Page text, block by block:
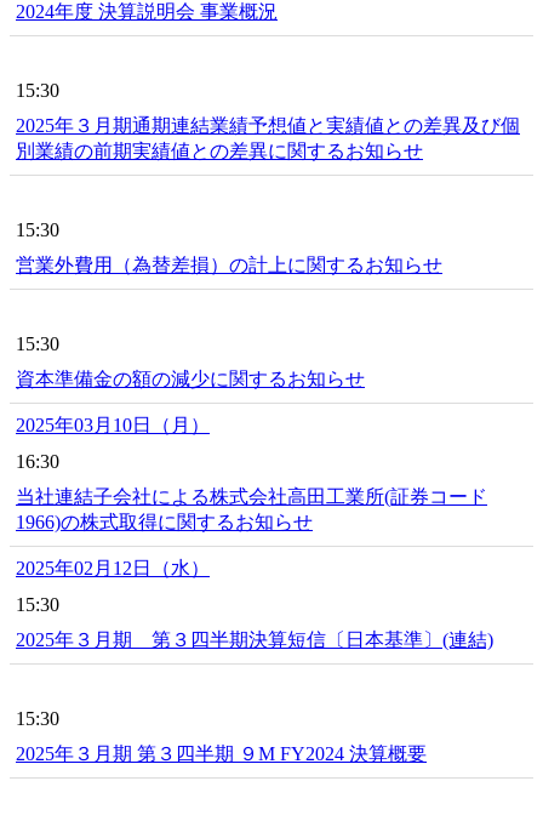
2024年度 決算説明会 事業概況
15:30
2025年３月期通期連結業績予想値と実績値との差異及び個
別業績の前期実績値との差異に関するお知らせ
15:30
営業外費用（為替差損）の計上に関するお知らせ
15:30
資本準備金の額の減少に関するお知らせ
2025年03月10日（月）
16:30
当社連結子会社による株式会社高田工業所(証券コード
1966)の株式取得に関するお知らせ
2025年02月12日（水）
15:30
2025年３月期 第３四半期決算短信〔日本基準〕(連結)
15:30
2025年３月期 第３四半期 ９M FY2024 決算概要